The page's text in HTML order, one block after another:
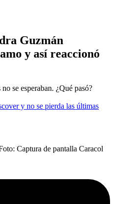
Guzmán
y así reaccionó
se esperaban. ¿Qué pasó?
y no se pierda las últimas
Captura de pantalla Caracol